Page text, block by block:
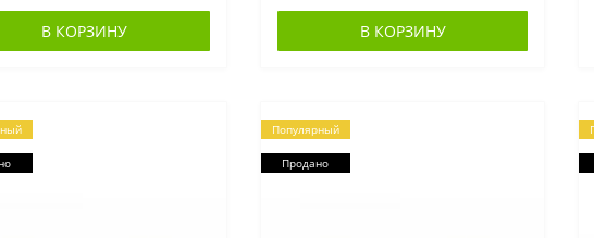
В КОРЗИНУ В КОРЗИНУ
Популярный
Продано